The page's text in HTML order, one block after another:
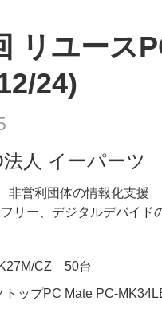
リユース
24)
人 イーパーツ
営利団体の情報化支援
リー、デジタルデバイ
CZ 50台
トップPC Mate PC-